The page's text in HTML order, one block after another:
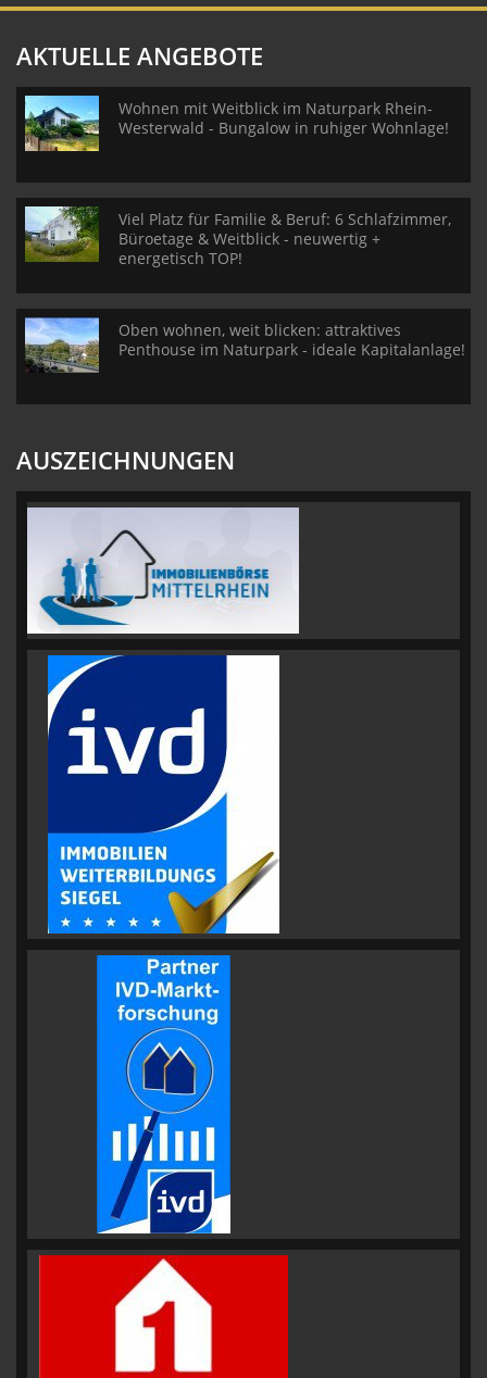
AKTUELLE ANGEBOTE
Wohnen mit Weitblick im Naturpark Rhein-
Westerwald - Bungalow in ruhiger Wohnlage!
Viel Platz für Familie & Beruf: 6 Schlafzimmer,
Büroetage & Weitblick - neuwertig +
energetisch TOP!
Oben wohnen, weit blicken: attraktives
Penthouse im Naturpark - ideale Kapitalanlage!
AUSZEICHNUNGEN